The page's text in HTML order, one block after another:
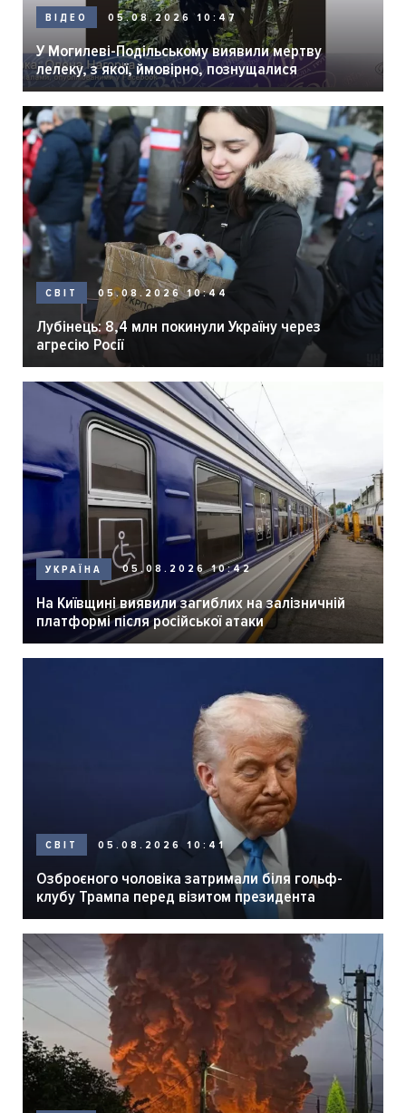
ВІДЕО 05.08.2026 10:47
У Могилеві-Подільському виявили мертву
лелеку, з якої, ймовірно, познущалися
СВІТ 05.08.2026 10:44
Лубінець: 8,4 млн покинули Україну через
агресію Росії
УКРАЇНА 05.08.2026 10:42
На Київщині виявили загиблих на залізничній
платформі після російської атаки
СВІТ 05.08.2026 10:41
Озброєного чоловіка затримали біля гольф-
клубу Трампа перед візитом президента